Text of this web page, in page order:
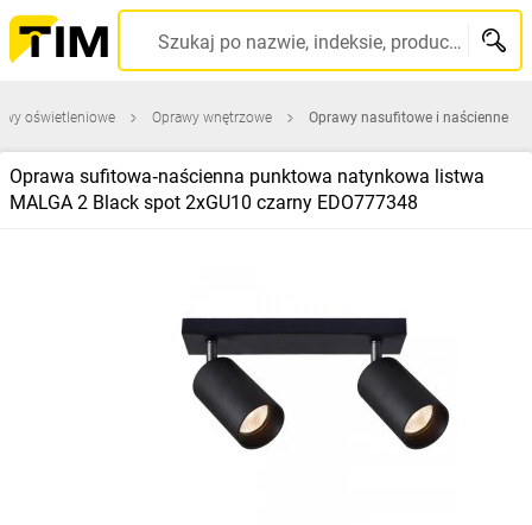
Szukaj po nazwie, indeksie, producencie, kodzie kreskowym...
oświetleniowe Oprawy wnętrzowe Oprawy nasufitowe i naścienne
Oprawa sufitowa‑naścienna punktowa natynkowa listwa
MALGA 2 Black spot 2xGU10 czarny EDO777348